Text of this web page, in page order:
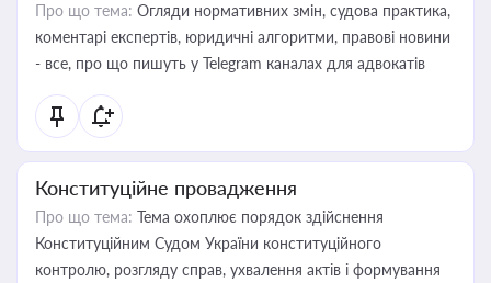
Про що тема: Огляди нормативних змін, судова практика,
коментарі експертів, юридичні алгоритми, правові новини
- все, про що пишуть у Telegram каналах для адвокатів
Конституційне провадження
Про що тема: Тема охоплює порядок здійснення
Конституційним Судом України конституційного
контролю, розгляду справ, ухвалення актів і формування